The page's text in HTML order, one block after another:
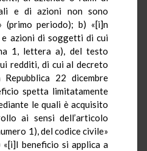
e di azioni non sono
(primo periodo); b) «[i]n
azioni di soggetti di cui
1, lettera a), del testo
redditi, di cui al decreto
22 dicembre
spetta limitatamente
le quali è acquisito
ai sensi dell’articolo
1), del codice civile»
«[i]l beneficio si applica a